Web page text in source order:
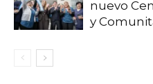
nuevo
y